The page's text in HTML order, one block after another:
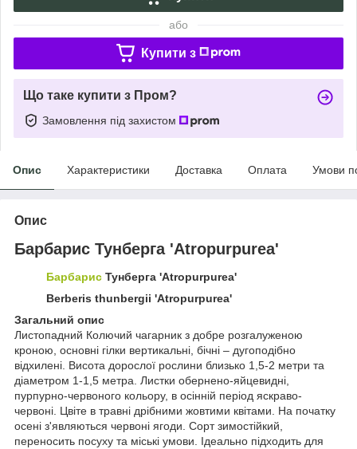
або
Купити з
Що таке купити з Пром?
Замовлення під захистом
Опис Характеристики Доставка Оплата Умови
Опис
Барбарис Тунберга 'Atropurpurea'
Барбарис Тунберга 'Atropurpurea'
Berberis thunbergii 'Atropurpurea'
Загальний опис
Листопадний Колючий чагарник з добре розгалуженою
кроною, основні гілки вертикальні, бічні – дугоподібно
відхилені. Висота дорослої рослини близько 1,5-2 метри та
діаметром 1-1,5 метра. Листки обернено-яйцевидні,
пурпурно-червоного кольору, в осінній період яскраво-
червоні. Цвіте в травні дрібними жовтими квітами. На початку
осені з'являються червоні ягоди. Сорт зимостійкий,
переносить посуху та міські умови. Ідеально підходить для